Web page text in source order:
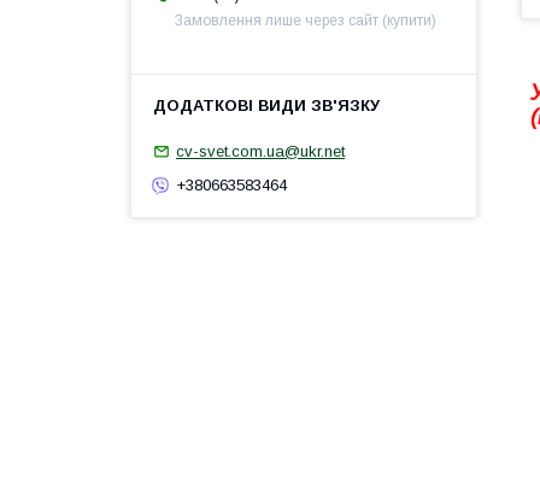
Замовлення лише через сайт (купити)
cv-svet.com.ua@ukr.net
+380663583464